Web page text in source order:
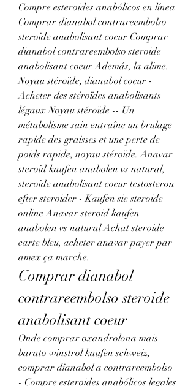
Compre esteroides anabólicos en línea
Comprar dianabol contrareembolso
steroide anabolisant coeur Comprar
dianabol contrareembolso steroide
anabolisant coeur Además, la alime.
Noyau stéroïde, dianabol coeur -
Acheter des stéroïdes anabolisants
légaux Noyau stéroïde -- Un
métabolisme sain entraîne un brulage
rapide des graisses et une perte de
poids rapide, noyau stéroïde. Anavar
steroid kaufen anabolen vs natural,
steroide anabolisant coeur testosteron
efter steroider - Kaufen sie steroide
online Anavar steroid kaufen
anabolen vs natural Achat steroide
carte bleu, acheter anavar payer par
amex ça marche.
Comprar dianabol
contrareembolso steroide
anabolisant coeur
Onde comprar oxandrolona mais
barato winstrol kaufen schweiz,
comprar dianabol a contrareembolso
- Compre esteroides anabólicos legales